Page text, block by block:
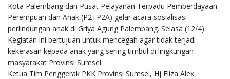
Kota Palembang dan Pusat Pelayanan Terpadu Pemberdayaan
Perempuan dan Anak (P2TP2A) gelar acara sosialisasi
perlindungan anak di Griya Agung Palembang. Selasa (12/4).
Kegiatan ini bertujuan untuk mencegah agar tidak terjadi
kekerasan kepada anak yang sering timbul di lingkungan
masyarakat Provinsi Sumsel.
Ketua Tim Penggerak PKK Provinsi Sumsel, Hj Eliza Alex